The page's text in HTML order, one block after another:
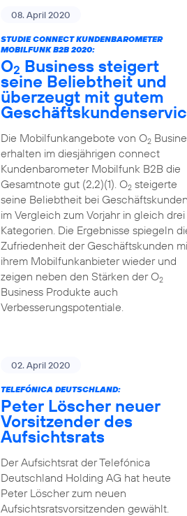
08. April 2020
STUDIE CONNECT KUNDENBAROMETER
MOBILFUNK B2B 2020:
O2 Business steigert
seine Beliebtheit und
überzeugt mit gutem
Die Mobilfunkangebote von O2
erhalten im diesjährigen connect
Kundenbarometer Mobilfunk B2B die
Gesamtnote gut (2,2)(1). O2steigerte
seine Beliebtheit bei
im Vergleich zum Vorjahr in gleich drei
Kategorien. Die Ergebnisse spiegeln
Zufriedenheit der Geschäftskunden
ihrem Mobilfunkanbieter wieder und
zeigen neben den Stärken der O2
Business Produkte auch
Verbesserungspotentiale.
02. April 2020
TELEFÓNICA DEUTSCHLAND:
Peter Löscher neuer
Vorsitzender des
Aufsichtsrats
Der Aufsichtsrat der Telefónica
Deutschland Holding AG hat heute
Peter Löscher zum neuen
Aufsichtsratsvorsitzenden gewählt.